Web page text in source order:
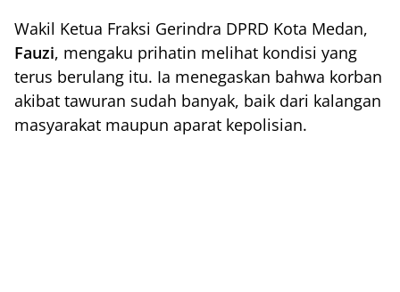
Wakil Ketua Fraksi Gerindra DPRD Kota Medan,
Fauzi, mengaku prihatin melihat kondisi yang
terus berulang itu. Ia menegaskan bahwa korban
akibat tawuran sudah banyak, baik dari kalangan
masyarakat maupun aparat kepolisian.